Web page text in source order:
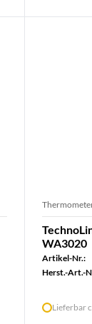
WA3020
Artikel-Nr.:
Herst.-Art.-
Lieferbar